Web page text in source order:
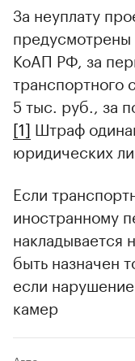
За неуплату
КоАП РФ, за
транспортного
5 тыс. руб., за
[1] Штраф
юридических
Если
иностранному
накладывается
быть назначен
если
камер